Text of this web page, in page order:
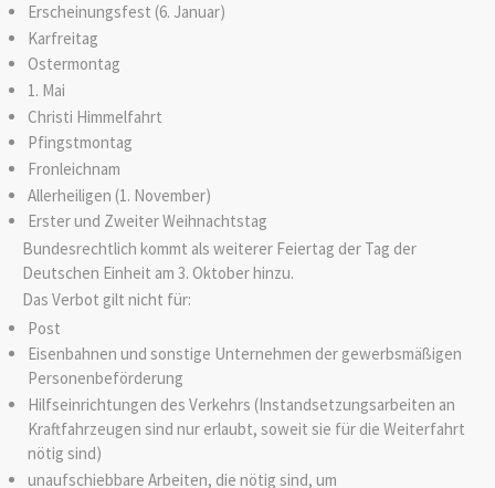
Erscheinungsfest (6. Januar)
Karfreitag
Ostermontag
1. Mai
Christi Himmelfahrt
Pfingstmontag
Fronleichnam
Allerheiligen (1. November)
Erster und Zweiter Weihnachtstag
Bundesrechtlich kommt als weiterer Feiertag der Tag der
Deutschen Einheit am 3. Oktober hinzu.
Das Verbot gilt nicht für:
Post
Eisenbahnen und sonstige Unternehmen der gewerbsmäßigen
Personenbeförderung
Hilfseinrichtungen des Verkehrs (Instandsetzungsarbeiten an
Kraftfahrzeugen sind nur erlaubt, soweit sie für die Weiterfahrt
nötig sind)
unaufschiebbare Arbeiten, die nötig sind, um